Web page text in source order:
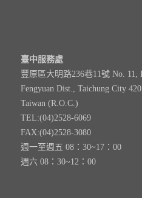
臺中服務處
豐原區大明路236巷11號 No. 11,
Fengyuan Dist., Taichung City
Taiwan (R.O.C.)
TEL:(04)2528-6069
FAX:(04)2528-3080
週一至週五 08：30~17：00
週六 08：30~12：00